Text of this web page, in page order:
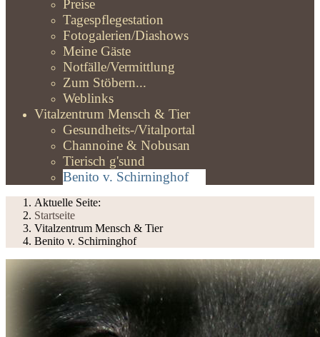
Preise
Tagespflegestation
Fotogalerien/Diashows
Meine Gäste
Notfälle/Vermittlung
Zum Stöbern...
Weblinks
Vitalzentrum Mensch & Tier
Gesundheits-/Vitalportal
Channoine & Nobusan
Tierisch g'sund
Benito v. Schirninghof
Aktuelle Seite:
Startseite
Vitalzentrum Mensch & Tier
Benito v. Schirninghof